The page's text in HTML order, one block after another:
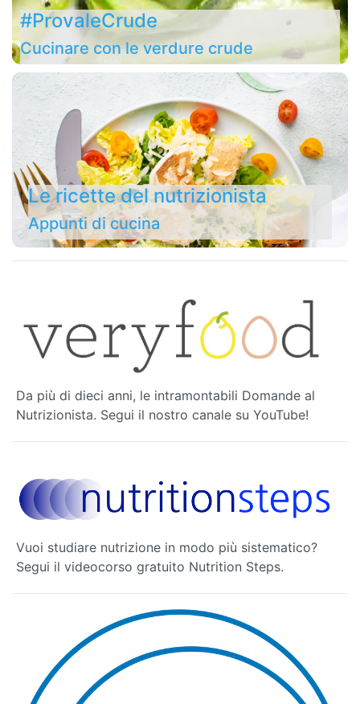
#ProvaleCrude
Cucinare con le verdure crude
Le ricette del nutrizionista
Appunti di cucina
Da più di dieci anni, le intramontabili Domande al
Nutrizionista. Segui il nostro canale su YouTube!
Vuoi studiare nutrizione in modo più sistematico?
Segui il videocorso gratuito Nutrition Steps.